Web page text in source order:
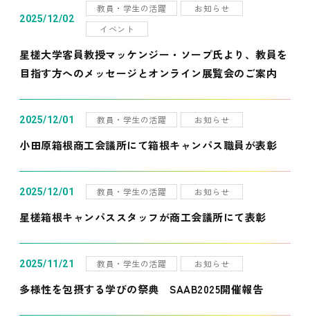
2025/12/02
教員・学生の活躍
お知らせ
イベント
星槎大学客員教授マッケンジー・ソープ氏より、教員を
目指す方へのメッセージとオンライン展覧会のご案内
2025/12/01 教員・学生の活躍 お知らせ
小田原箱根商工会議所にて箱根キャンパス職員が表彰
2025/12/01 教員・学生の活躍 お知らせ
星槎箱根キャンパススタッフが商工会議所にて表彰
2025/11/21 教員・学生の活躍 お知らせ
多様性を包摂する学びの祭典 SAAB2025開催報告